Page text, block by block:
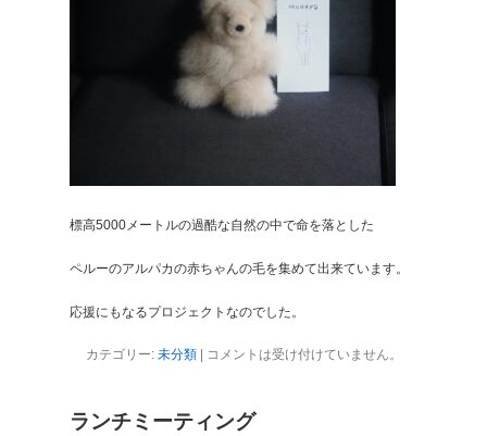
標高5000メートルの過酷な自然の中で命を落とした
ペルーのアルパカの赤ちゃんの毛を集めて出来ています。
応援にもなるプロジェクトなのでした。
カテゴリー: 未分類| コメントは受け付けていません。
ランチミーティング